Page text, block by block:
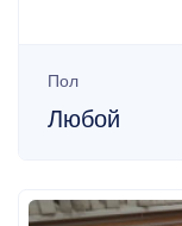
Пол
Любой